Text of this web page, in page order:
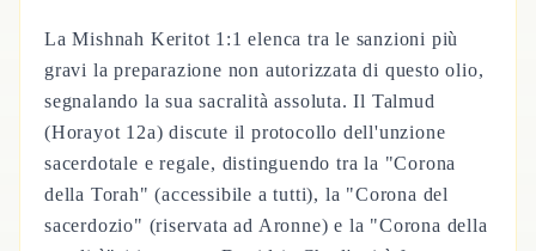
La Mishnah Keritot 1:1 elenca tra le sanzioni più
gravi la preparazione non autorizzata di questo olio,
segnalando la sua sacralità assoluta. Il Talmud
(Horayot 12a) discute il protocollo dell'unzione
sacerdotale e regale, distinguendo tra la "Corona
della Torah" (accessibile a tutti), la "Corona del
sacerdozio" (riservata ad Aronne) e la "Corona della